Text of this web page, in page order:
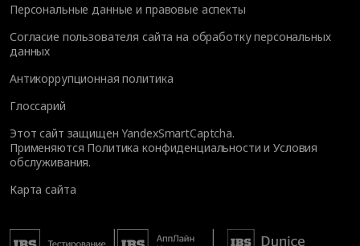
Персональные данные и правовые аспекты
Согласие пользователя сайта на обработку персональных
данных
Антикоррупционная политика
Глоссарий
Этот сайт защищен YandexSmartCaptcha.
Применяются Политика конфиденциальности иУсловия
обслуживания.
Карта сайта